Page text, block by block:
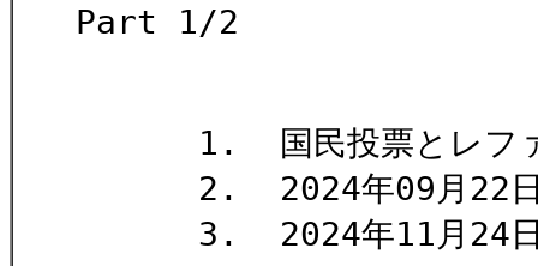
Part 1/2
1. 国民投票とレファレン
2. 2024年09月22日国
3. 2024年11月24日国